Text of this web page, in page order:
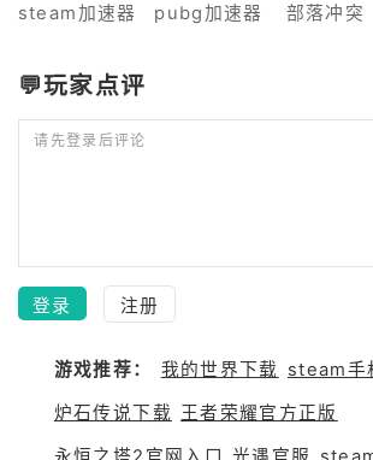
steam加速器 pubg加速器 部落冲突
💬玩家点评
请先登录后评论
登录 注册
游戏推荐： 我的世界下载 steam手
炉石传说下载 王者荣耀官方正版